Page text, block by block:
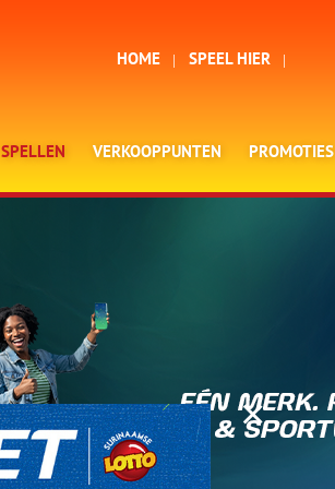
HOME SPEEL HIER
SPELLEN VERKOOPPUNTEN PROMOTIES
×